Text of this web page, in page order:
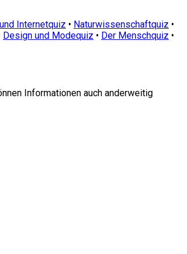
Internetquiz • Naturwissenschaftquiz •
Design und Modequiz • Der Menschquiz •
Informationen auch anderweitig